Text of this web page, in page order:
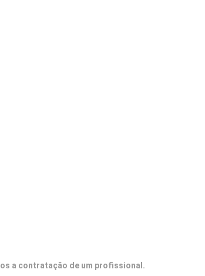
a contratação de um profissional.